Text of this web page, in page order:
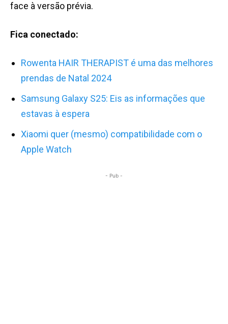
face à versão prévia.
Fica conectado:
Rowenta HAIR THERAPIST é uma das melhores
prendas de Natal 2024
Samsung Galaxy S25: Eis as informações que
estavas à espera
Xiaomi quer (mesmo) compatibilidade com o
Apple Watch
- Pub -